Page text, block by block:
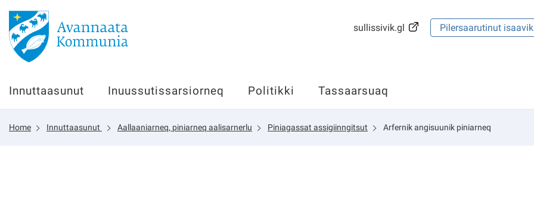
Innuttaasunut
Inuussutissarsiorneq
Politikki
sullissivik.gl Pilersaarutinut isaavik
Innuttaasunut Inuussutissarsiorneq Politikki Tassaarsuaq
Home Innuttaasunut Aallaaniarneq, piniarneq aalisarnerlu Piniagassat assigiinngitsut Arfernik angisuunik piniarneq